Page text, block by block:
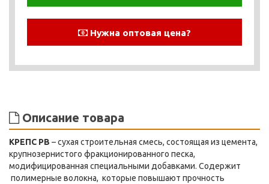
Нужна оптовая цена?
Описание товара
КРЕПС РВ – сухая строительная смесь, состоящая из цемента,
крупнозернистого фракционированного песка,
модифицированная специальными добавками. Содержит
полимерные волокна, которые повышают прочность